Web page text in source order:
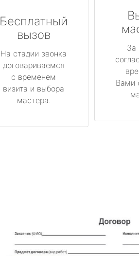
Бесплатный
вызов
На стадии звонка
договариваемся
с временем
визита и выбора
мастера.
За
Вами